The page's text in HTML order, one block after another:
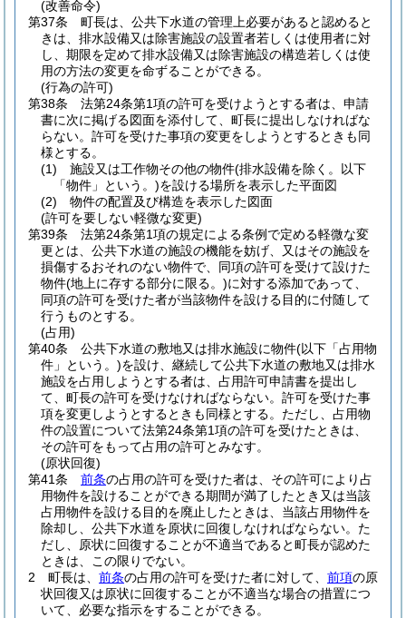
(改善命令)
第37条
町長は、公共下水道の管理上必要があると認めると
きは、排水設備又は除害施設の設置者若しくは使用者に対
し、期限を定めて排水設備又は除害施設の構造若しくは使
用の方法の変更を命ずることができる。
(行為の許可)
第38条
法第24条第1項の許可を受けようとする者は、申請
書に次に掲げる図面を添付して、町長に提出しなければな
らない。 許可を受けた事項の変更をしようとするときも同
様とする。
(1)
施設又は工作物その他の物件(排水設備を除く。以下
「物件」という。)を設ける場所を表示した平面図
(2)
物件の配置及び構造を表示した図面
(許可を要しない軽微な変更)
第39条
法第24条第1項の規定による条例で定める軽微な変
更とは、公共下水道の施設の機能を妨げ、又はその施設を
損傷するおそれのない物件で、同項の許可を受けて設けた
物件(地上に存する部分に限る。)に対する添加であって、
同項の許可を受けた者が当該物件を設ける目的に付随して
行うものとする。
(占用)
第40条
公共下水道の敷地又は排水施設に物件(以下「占用物
件」という。)を設け、継続して公共下水道の敷地又は排水
施設を占用しようとする者は、占用許可申請書を提出し
て、町長の許可を受けなければならない。 許可を受けた事
項を変更しようとするときも同様とする。 ただし、占用物
件の設置について法第24条第1項の許可を受けたときは、
その許可をもって占用の許可とみなす。
(原状回復)
第41条
前条の占用の許可を受けた者は、その許可により占
用物件を設けることができる期間が満了したとき又は当該
占用物件を設ける目的を廃止したときは、当該占用物件を
除却し、公共下水道を原状に回復しなければならない。 た
だし、原状に回復することが不適当であると町長が認めた
ときは、この限りでない。
2
町長は、 前条の占用の許可を受けた者に対して、 前項の原
状回復又は原状に回復することが不適当な場合の措置につ
いて、必要な指示をすることができる。